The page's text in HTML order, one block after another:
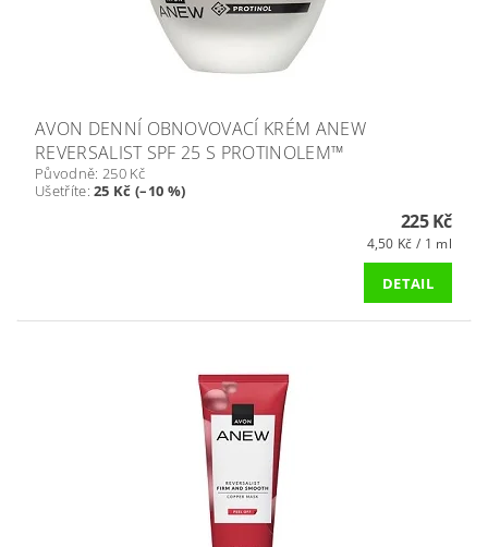
AVON DENNÍ OBNOVOVACÍ KRÉM ANEW
REVERSALIST SPF 25 S PROTINOLEM™
Původně: 250 Kč
Ušetříte:25 Kč (–10 %)
225 Kč
4,50 Kč / 1 ml
DETAIL